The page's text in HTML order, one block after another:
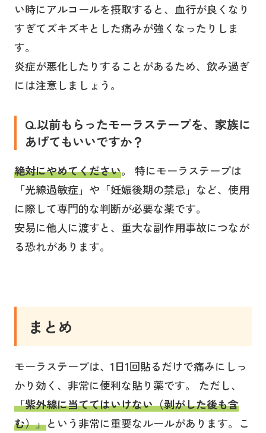
い時にアルコールを摂取すると、血行が良くなり
すぎてズキズキとした痛みが強くなったりしま
す。
炎症が悪化したりすることがあるため、飲み過ぎ
には注意しましょう。
Q.以前もらったモーラステープを、家族に
あげてもいいですか？
絶対にやめてください。
特にモーラステープは
「光線過敏症」や「妊娠後期の禁忌」など、使用
に際して専門的な判断が必要な薬です。
安易に他人に渡すと、重大な副作用事故につなが
る恐れがあります。
まとめ
モーラステープは、1日1回貼るだけで痛みにしっ
かり効く、非常に便利な貼り薬です。 ただし、
「紫外線に当ててはいけない（剥がした後も含
む）」という非常に重要なルールがあります。こ